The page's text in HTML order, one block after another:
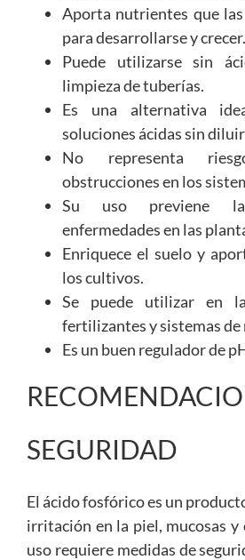
Aporta nutrientes que
para desarrollarse y crecer.
Puede utilizarse sin
limpieza de tuberías.
Es una alternativa
soluciones ácidas sin
No representa
obstrucciones en los
Su uso previene
enfermedades en las
Enriquece el suelo y
los cultivos.
Se puede utilizar en
fertilizantes y sistemas de
Es un buen regulador de
SEGURIDAD
El ácido fosfórico es un
irritación en la piel, mucosas y
uso requiere medidas de